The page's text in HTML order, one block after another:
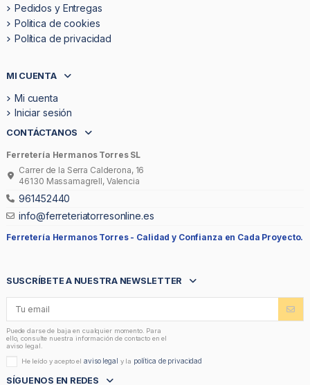
Pedidos y Entregas
Politica de cookies
Política de privacidad
MI CUENTA
Mi cuenta
Iniciar sesión
CONTÁCTANOS
Ferretería Hermanos Torres SL
Carrer de la Serra Calderona, 16
46130 Massamagrell, Valencia
961452440
info@ferreteriatorresonline.es
Ferretería Hermanos Torres - Calidad y Confianza en Cada Proyecto.
SUSCRÍBETE A NUESTRA NEWSLETTER
Puede darse de baja en cualquier momento. Para
ello, consulte nuestra información de contacto en el
aviso legal.
He leído y acepto elaviso legal y la política de privacidad
SÍGUENOS EN REDES